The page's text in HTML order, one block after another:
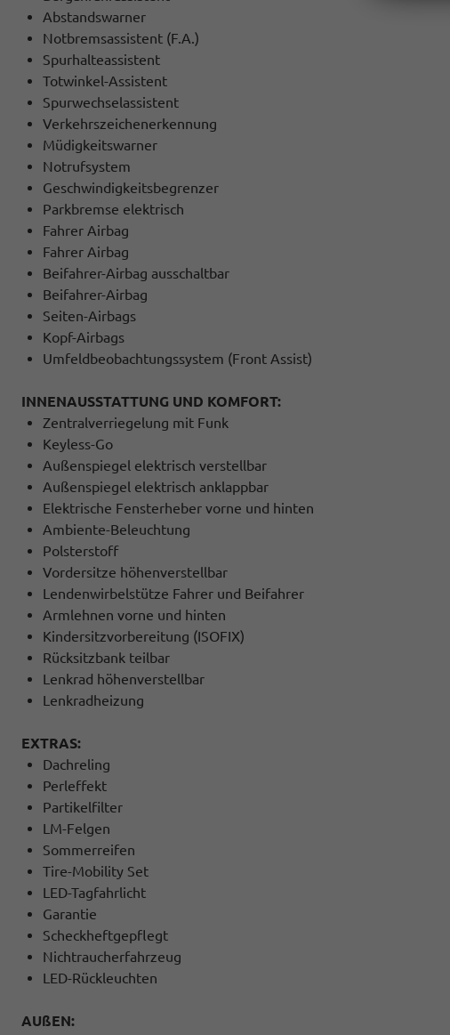
Abstandswarner
Notbremsassistent (F.A.)
Spurhalteassistent
Totwinkel-Assistent
Spurwechselassistent
Verkehrszeichenerkennung
Müdigkeitswarner
Notrufsystem
Geschwindigkeitsbegrenzer
Parkbremse elektrisch
Fahrer Airbag
Fahrer Airbag
Beifahrer-Airbag ausschaltbar
Beifahrer-Airbag
Seiten-Airbags
Kopf-Airbags
Umfeldbeobachtungssystem (Front Assist)
INNENAUSSTATTUNG UND KOMFORT:
Zentralverriegelung mit Funk
Keyless-Go
Außenspiegel elektrisch verstellbar
Außenspiegel elektrisch anklappbar
Elektrische Fensterheber vorne und hinten
Ambiente-Beleuchtung
Polsterstoff
Vordersitze höhenverstellbar
Lendenwirbelstütze Fahrer und Beifahrer
Armlehnen vorne und hinten
Kindersitzvorbereitung (ISOFIX)
Rücksitzbank teilbar
Lenkrad höhenverstellbar
Lenkradheizung
EXTRAS:
Dachreling
Perleffekt
Partikelfilter
LM-Felgen
Sommerreifen
Tire-Mobility Set
LED-Tagfahrlicht
Garantie
Scheckheftgepflegt
Nichtraucherfahrzeug
LED-Rückleuchten
AUßEN: